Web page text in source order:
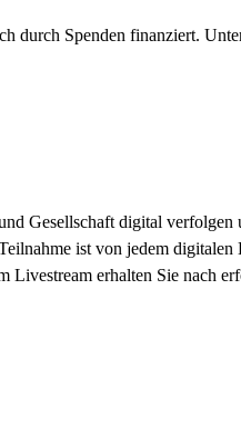
durch Spenden finanziert.
Gesellschaft digital
ist von jedem
erhalten Sie nach